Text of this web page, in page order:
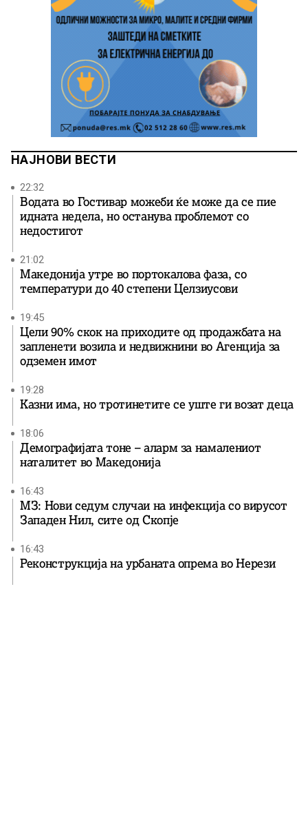
НАЈНОВИ ВЕСТИ
22:32
Водата во Гостивар можеби ќе може да се пие
идната недела, но останува проблемот со
недостигот
21:02
Македонија утре во портокалова фаза, со
температури до 40 степени Целзиусови
19:45
Цели 90% скок на приходите од продажбата на
запленети возила и недвижнини во Агенција за
одземен имот
19:28
Казни има, но тротинетите се уште ги возат деца
18:06
Демографијата тоне – аларм за намалениот
наталитет во Македонија
16:43
МЗ: Нови седум случаи на инфекција со вирусот
Западен Нил, сите од Скопје
16:43
Реконструкција на урбаната опрема во Нерези